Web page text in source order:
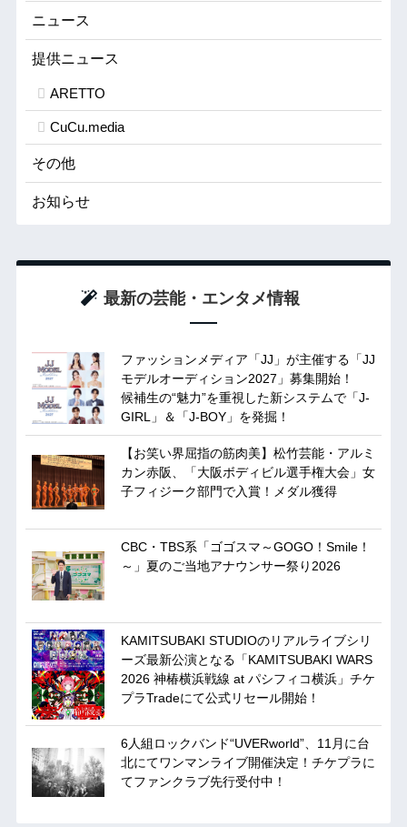
ニュース
提供ニュース
ARETTO
CuCu.media
その他
お知らせ
最新の芸能・エンタメ情報
ファッションメディア「JJ」が主催する「JJ
モデルオーディション2027」募集開始！
候補生の“魅力”を重視した新システムで「J-
GIRL」＆「J-BOY」を発掘！
【お笑い界屈指の筋肉美】松竹芸能・アルミ
カン赤阪、「大阪ボディビル選手権大会」女
子フィジーク部門で入賞！メダル獲得
CBC・TBS系「ゴゴスマ～GOGO！Smile！
～」夏のご当地アナウンサー祭り2026
KAMITSUBAKI STUDIOのリアルライブシリ
ーズ最新公演となる「KAMITSUBAKI WARS
2026 神椿横浜戦線 at パシフィコ横浜」チケ
プラTradeにて公式リセール開始！
6人組ロックバンド“UVERworld”、11月に台
北にてワンマンライブ開催決定！チケプラに
てファンクラブ先行受付中！